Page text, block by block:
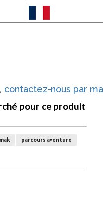
contactez-nous par
pour ce produit
parcours aventure